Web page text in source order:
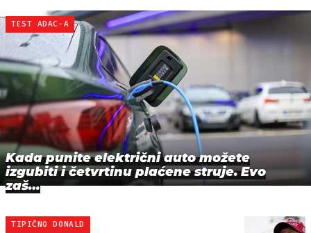
TEST ADAC-A
Kada punite električni auto možete
izgubiti i četvrtinu plaćene struje. Evo
zaš…
TIPIČNO DONALD